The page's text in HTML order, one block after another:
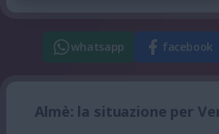
whatsapp facebook
Almè: la situazione per